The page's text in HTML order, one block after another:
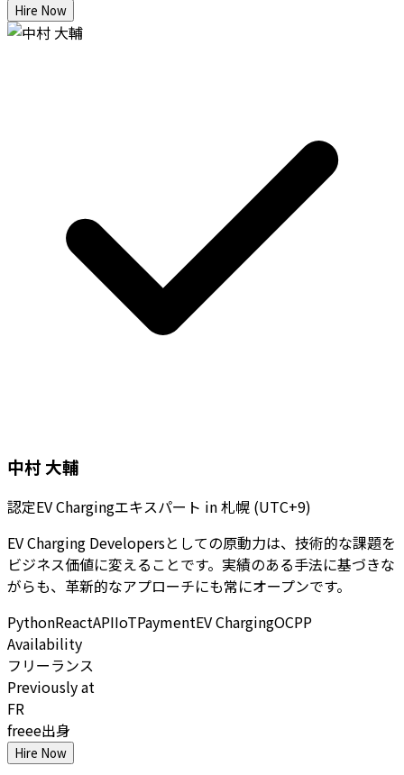
Hire Now
中村 大輔
認定EV Chargingエキスパート in札幌 (UTC+9)
EV Charging Developersとしての原動力は、技術的な課題を
ビジネス価値に変えることです。実績のある手法に基づきな
がらも、革新的なアプローチにも常にオープンです。
PythonReactAPIIoTPaymentEV ChargingOCPP
Availability
フリーランス
Previously at
FR
freee出身
Hire Now